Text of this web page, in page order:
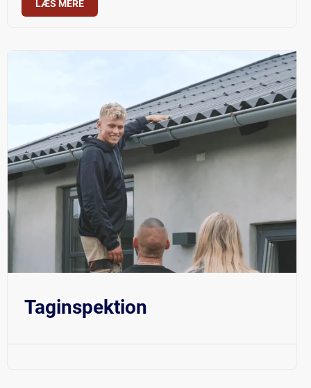
LÆS MERE
Taginspektion